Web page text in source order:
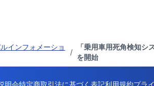
インフォメーショ
/
「乗用車用死角検知
を開始
明会特定商取引法に基づく表記利用規約プラ